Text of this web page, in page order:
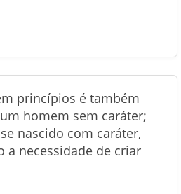
princípios é também
homem sem caráter;
nascido com caráter,
a necessidade de criar